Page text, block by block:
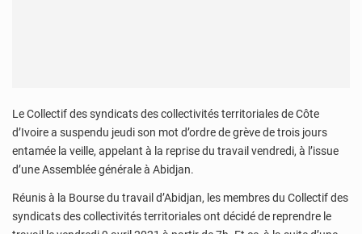
Le Collectif des syndicats des collectivités territoriales de Côte
d’Ivoire a suspendu jeudi son mot d’ordre de grève de trois jours
entamée la veille, appelant à la reprise du travail vendredi, à l’issue
d’une Assemblée générale à Abidjan.
Réunis à la Bourse du travail d’Abidjan, les membres du Collectif des
syndicats des collectivités territoriales ont décidé de reprendre le